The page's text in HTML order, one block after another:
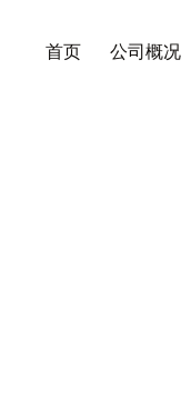
首页 公司概况